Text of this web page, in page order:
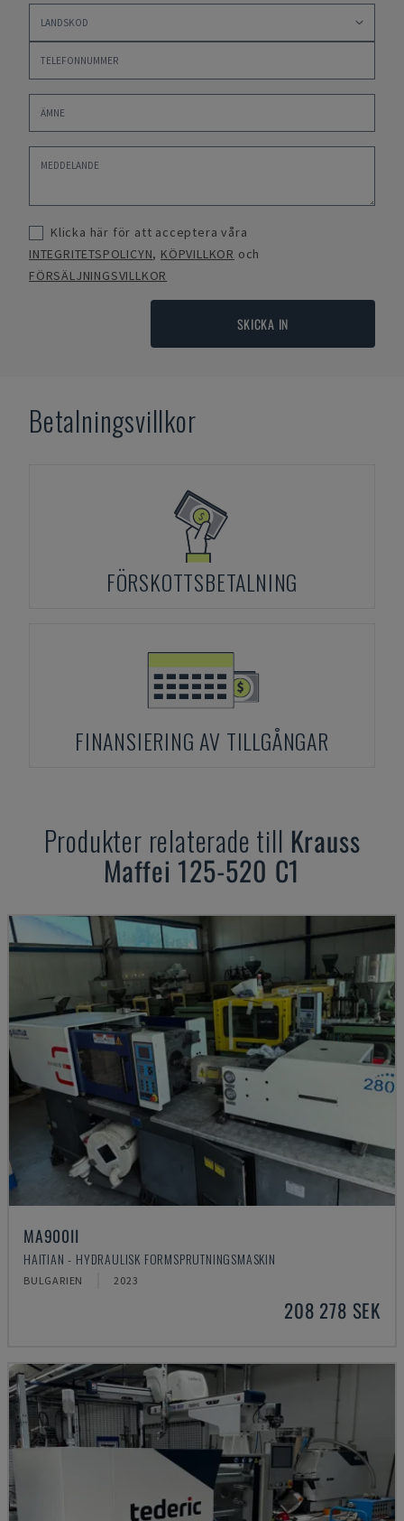
Klicka här för att acceptera våra
INTEGRITETSPOLICYN, KÖPVILLKOR och
FÖRSÄLJNINGSVILLKOR
SKICKA IN
Betalningsvillkor
FÖRSKOTTSBETALNING
FINANSIERING AV TILLGÅNGAR
Produkter relaterade till Krauss
Maffei 125-520 C1
MA900ІІ
HAITIAN - HYDRAULISK FORMSPRUTNINGSMASKIN
BULGARIEN 2023
208 278 SEK